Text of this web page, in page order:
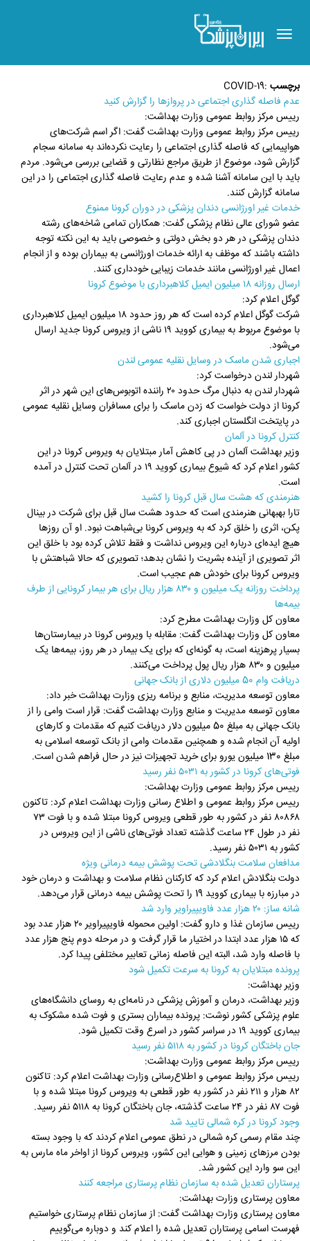
Toggle
navigation
برچسب :
COVID-19
عدم فاصله گذاری اجتماعی در پروازها را گزارش کنید
رییس مرکز روابط عمومی وزارت بهداشت:
رییس مرکز روابط عمومی وزارت بهداشت گفت: اگر اسم شرکت‌های
هواپیمایی که فاصله گذاری اجتماعی را رعایت نکرده‌اند به سامانه سجام
گزارش شود، موضوع از طریق مراجع نظارتی و قضایی بررسی می‌شود. مردم
باید با این سامانه آشنا شده و عدم رعایت فاصله گذاری اجتماعی را در این
سامانه گزارش کنند.
خدمات غیر اورژانسی دندان پزشکی در دوران کرونا ممنوع
عضو شورای عالی نظام پزشکی گفت: همکاران تمامی شاخه‌های رشته
دندان پزشکی در هر دو بخش دولتی و خصوصی باید به این نکته توجه
داشته باشند که موظف به ارائه خدمات اورژانسی به بیماران بوده و از انجام
اعمال غیر اورژانسی مانند خدمات زیبایی خودداری کنند.
ارسال روزانه ۱۸ میلیون ایمیل کلاهبرداری با موضوع کرونا
گوگل اعلام کرد:
شرکت گوگل اعلام کرده است که هر روز حدود ۱۸ میلیون ایمیل کلاهبرداری
با موضوع مربوط به بیماری کووید ۱۹ ناشی از ویروس کرونا جدید ارسال
می‌شود.
اجباری شدن ماسک در وسایل نقلیه عمومی لندن
شهردار لندن درخواست کرد:
شهردار لندن به دنبال مرگ حدود ۲۰ راننده اتوبوس‌های این شهر در اثر
کرونا از دولت خواست که زدن ماسک را برای مسافران وسایل نقلیه عمومی
در پایتخت انگلستان اجباری کند.
کنترل کرونا در آلمان
وزیر بهداشت آلمان در پی کاهش آمار مبتلایان به ویروس کرونا در این
کشور اعلام کرد که شیوع بیماری کووید ۱۹ در آلمان تحت کنترل در آمده
است.
هنرمندی که هشت سال قبل کرونا را کشید
تارا بهبهانی هنرمندی است که حدود هشت سال قبل برای شرکت در بینال
پکن، اثری را خلق کرد که به ویروس کرونا بی‌شباهت نبود. او آن روزها
هیچ ایده‌ای درباره این ویروس نداشت و فقط تلاش کرده بود با خلق این
اثر تصویری از آینده بشریت را نشان بدهد؛ تصویری که حالا شباهتش با
ویروس کرونا برای خودش هم عجیب است.
پرداخت روزانه یک میلیون و ۸۳۰ هزار ریال برای هر بیمار کرونایی از طرف
بیمه‌ها
معاون کل وزارت بهداشت مطرح کرد:
معاون کل وزارت بهداشت گفت: مقابله با ویروس کرونا در بیمارستان‌ها
بسیار پرهزینه است، به گونه‌ای که برای یک بیمار در هر روز، بیمه‌ها یک
میلیون و ۸۳۰ هزار ریال پول پرداخت می‌کنند.
دریافت وام 50 میلیون دلاری از بانک جهانی
معاون توسعه مدیریت، منابع و برنامه ریزی وزارت بهداشت خبر داد:
معاون توسعه مدیریت و منابع وزارت بهداشت گفت: قرار است وامی را از
بانک جهانی به مبلغ 50 میلیون دلار دریافت کنیم که مقدمات و کارهای
اولیه آن انجام شده و همچنین مقدمات وامی از بانک توسعه اسلامی به
مبلغ 130 میلیون یورو برای خرید تجهیزات نیز در حال فراهم شدن است.
فوتی‌های کرونا در کشور به ۵۰۳۱ نفر رسید
رییس مرکز روابط عمومی وزارت بهداشت:
رییس مرکز روابط عمومی و اطلاع رسانی وزارت بهداشت اعلام کرد: تاکنون
۸۰۸۶۸ نفر در کشور به طور قطعی ویروس کرونا مبتلا شده و با فوت ۷۳
نفر در طول ۲۴ ساعت گذشته تعداد فوتی‌های ناشی از این ویروس در
کشور به ۵۰۳۱ نفر رسید.
مدافعان سلامت بنگلادشی تحت پوشش بیمه درمانی ویژه
دولت بنگلادش اعلام کرد که کارکنان نظام سلامت و بهداشت و درمان خود
در مبارزه با بیماری کووید 19 را تحت پوشش بیمه درمانی قرار می‌دهد.
شانه ساز: ۲۰ هزار عدد فاویپیراویر وارد شد
رییس سازمان غذا و دارو گفت: اولین محموله فاویپیراویر ۲۰ هزار عدد بود
که ۱۵ هزار عدد ابتدا در اختیار ما قرار گرفت و در مرحله دوم پنج هزار عدد
با فاصله وارد شد، البته این فاصله زمانی تعابیر مختلفی پیدا کرد.
پرونده مبتلایان به کرونا به سرعت تکمیل شود
وزیر بهداشت:
وزیر بهداشت، درمان و آموزش پزشکی در نامه‌ای به روسای دانشگاه‌های
علوم پزشکی کشور نوشت: پرونده بیماران بستری و فوت شده مشکوک به
بیماری کووید ۱۹ در سراسر کشور در اسرع وقت تکمیل شود.
جان باختگان کرونا در کشور به ۵۱۱۸ نفر رسید
رییس مرکز روابط عمومی وزارت بهداشت:
رییس مرکز روابط عمومی و اطلاع‌رسانی وزارت بهداشت اعلام کرد: تاکنون
۸۲ هزار و ۲۱۱ نفر در کشور به طور قطعی به ویروس کرونا مبتلا شده و با
فوت ۸۷ نفر در ۲۴ ساعت گذشته، جان باختگان کرونا به ۵۱۱۸ نفر رسید.
وجود کرونا در کره شمالی تایید شد
چند مقام رسمی کره شمالی در نطق عمومی اعلام کردند که با وجود بسته
بودن مرزهای زمینی و هوایی این کشور، ویروس کرونا از اواخر ماه مارس به
این سو وارد این کشور شد.
پرستاران تعدیل شده به سازمان نظام پرستاری مراجعه کنند
معاون پرستاری وزارت بهداشت:
معاون پرستاری وزارت بهداشت گفت: از سازمان نظام پرستاری خواستیم
فهرست اسامی پرستاران تعدیل شده را اعلام کند و دوباره می‌گوییم